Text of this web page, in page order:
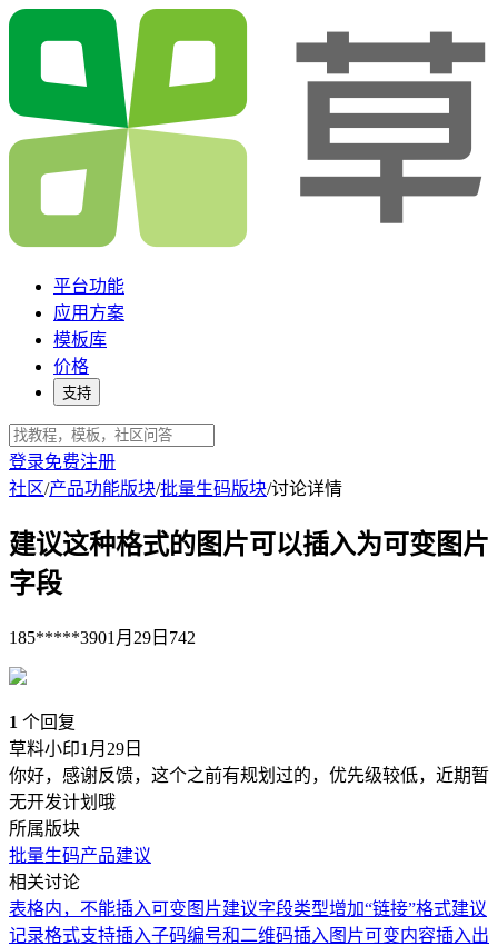
平台功能
应用方案
模板库
价格
支持
登录免费注册
社区/产品功能版块/批量生码版块/讨论详情
建议这种格式的图片可以插入为可变图片
字段
185*****3901月29日 742
1 个回复
草料小印1月29日
你好，感谢反馈，这个之前有规划过的，优先级较低，近期暂
无开发计划哦
所属版块
批量生码产品建议
相关讨论
表格内，不能插入可变图片建议字段类型增加“链接”格式建议
记录格式支持插入子码编号和二维码插入图片可变内容插入出